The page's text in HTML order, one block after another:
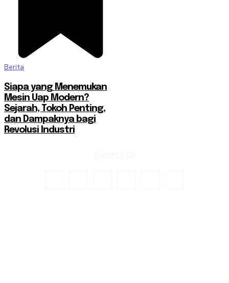
Berita
Siapa yang Menemukan
Mesin Uap Modern?
Sejarah, Tokoh Penting,
dan Dampaknya bagi
Revolusi Industri